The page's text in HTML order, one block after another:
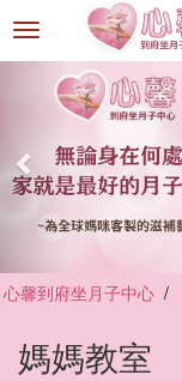
選
單
心馨到府坐月子中心
媽媽教室